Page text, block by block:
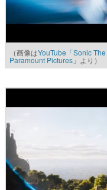
（画像はYouTube「Sonic
Paramount Pictures」 より）